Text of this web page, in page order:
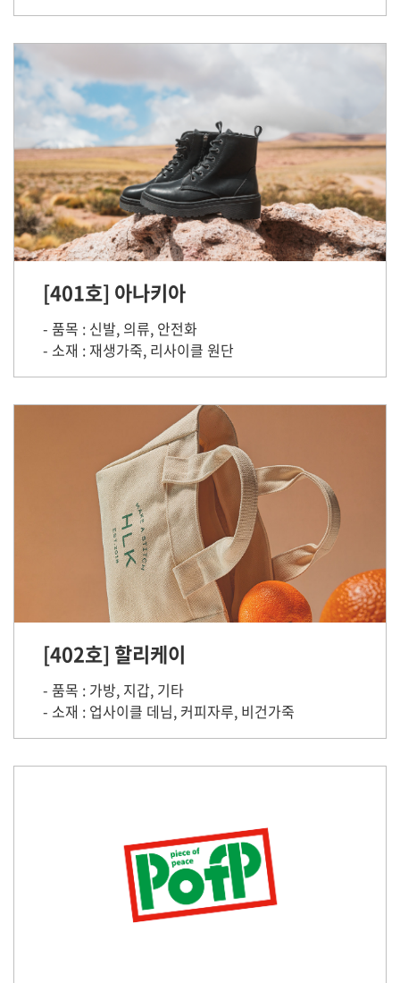
[401호] 아나키아
- 품목 : 신발, 의류, 안전화
- 소재 : 재생가죽, 리사이클 원단
[402호] 할리케이
- 품목 : 가방, 지갑, 기타
- 소재 : 업사이클 데님, 커피자루, 비건가죽